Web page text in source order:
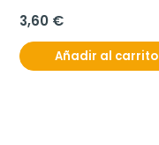
3,60 €
Añadir al carrito